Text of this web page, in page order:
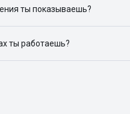
ты показываешь?
ты работаешь?